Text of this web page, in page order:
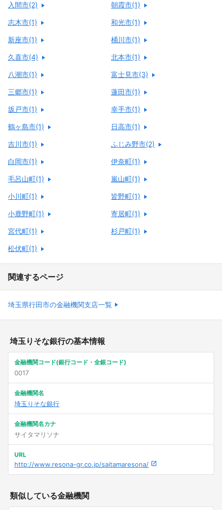
入間市(2) 朝霞市(1)
志木市(1) 和光市(1)
新座市(1) 桶川市(1)
久喜市(4) 北本市(1)
八潮市(1) 富士見市(3)
三郷市(1) 蓮田市(1)
坂戸市(1) 幸手市(1)
鶴ヶ島市(1) 日高市(1)
吉川市(1) ふじみ野市(2)
白岡市(1) 伊奈町(1)
毛呂山町(1) 嵐山町(1)
小川町(1) 皆野町(1)
小鹿野町(1) 寄居町(1)
宮代町(1) 杉戸町(1)
松伏町(1)
関連するページ
埼玉県行田市の金融機関支店一覧
埼玉りそな銀行の基本情報
金融機関コード(銀行コード・全銀コード)
0017
金融機関名
埼玉りそな銀行
金融機関名カナ
サイタマリソナ
URL
http://www.resona-gr.co.jp/saitamaresona/
類似している金融機関